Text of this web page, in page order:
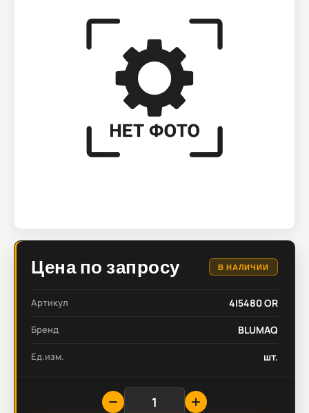
Цена по запросу В НАЛИЧИИ
Артикул 4I5480 OR
Бренд BLUMAQ
Ед.изм. шт.